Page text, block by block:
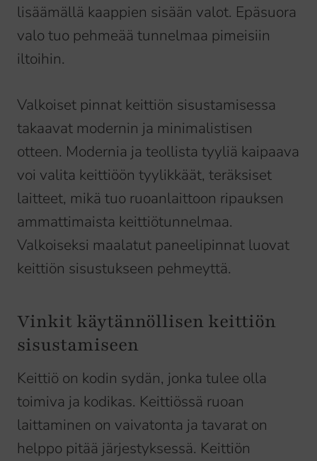
lisäämällä kaappien sisään valot. Epäsuora
valo tuo pehmeää tunnelmaa pimeisiin
iltoihin.
Valkoiset pinnat keittiön sisustamisessa
takaavat modernin ja minimalistisen
otteen. Modernia ja teollista tyyliä kaipaava
voi valita keittiöön tyylikkäät, teräksiset
laitteet, mikä tuo ruoanlaittoon ripauksen
ammattimaista keittiötunnelmaa.
Valkoiseksi maalatut paneelipinnat luovat
keittiön sisustukseen pehmeyttä.
Vinkit käytännöllisen keittiön
sisustamiseen
Keittiö on kodin sydän, jonka tulee olla
toimiva ja kodikas. Keittiössä ruoan
laittaminen on vaivatonta ja tavarat on
helppo pitää järjestyksessä. Keittiön